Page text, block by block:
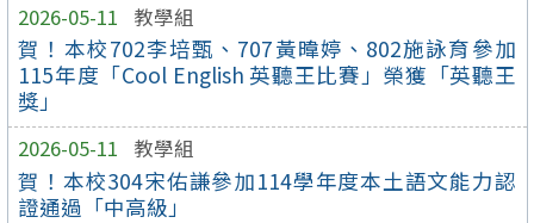
2026-05-11 教學組
賀！本校702李培甄、707黃暐婷、802施詠育參加
115年度「Cool English 英聽王比賽」榮獲「英聽王
獎」
2026-05-11 教學組
賀！本校304宋佑謙參加114學年度本土語文能力認
證通過「中高級」